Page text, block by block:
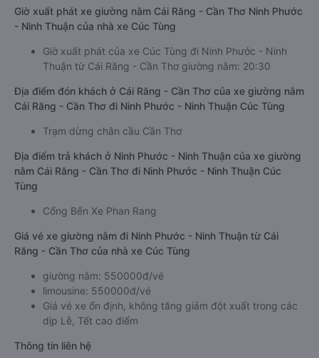
Giờ xuất phát xe giường nằm Cái Răng - Cần Thơ Ninh Phước
- Ninh Thuận của nhà xe Cúc Tùng
Giờ xuất phát của xe Cúc Tùng đi Ninh Phước - Ninh
Thuận từ Cái Răng - Cần Thơ giường nằm: 20:30
Địa điểm đón khách ở Cái Răng - Cần Thơ của xe giường nằm
Cái Răng - Cần Thơ đi Ninh Phước - Ninh Thuận Cúc Tùng
Trạm dừng chân cầu Cần Thơ
Địa điểm trả khách ở Ninh Phước - Ninh Thuận của xe giường
nằm Cái Răng - Cần Thơ đi Ninh Phước - Ninh Thuận Cúc
Tùng
Cổng Bến Xe Phan Rang
Giá vé xe giường nằm đi Ninh Phước - Ninh Thuận từ Cái
Răng - Cần Thơ của nhà xe Cúc Tùng
giường nằm: 550000đ/vé
limousine: 550000đ/vé
Giá vé xe ổn định, không tăng giảm đột xuất trong các
dịp Lễ, Tết cao điểm
Thông tin liên hệ